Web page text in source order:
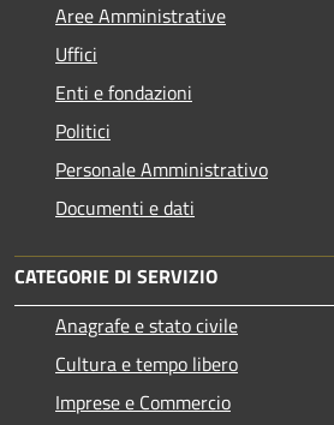
Aree Amministrative
Uffici
Enti e fondazioni
Politici
Personale Amministrativo
Documenti e dati
CATEGORIE DI SERVIZIO
Anagrafe e stato civile
Cultura e tempo libero
Imprese e Commercio